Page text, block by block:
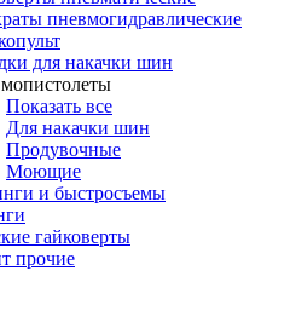
пневмогидравлические
для накачки шин
Показать все
Для накачки шин
Продувочные
Моющие
и быстросъемы
гайковерты
прочиe